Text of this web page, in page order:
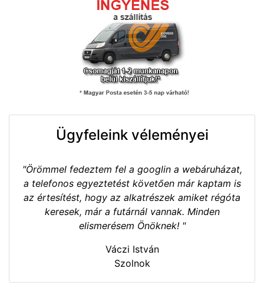
Ügyfeleink véleményei
"Örömmel fedeztem fel a googlin a webáruházat,
a telefonos egyeztetést követően már kaptam is
az értesítést, hogy az alkatrészek amiket régóta
keresek, már a futárnál vannak. Minden
elismerésem Önöknek! "
Váczi István
Szolnok